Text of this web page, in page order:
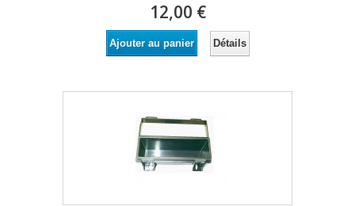
12,00 €
Ajouter au panier Détails